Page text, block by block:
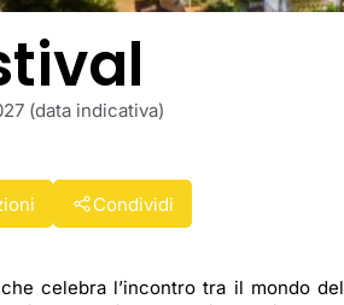
(data indicativa)
Condividi
celebra l’incontro tra il mondo del